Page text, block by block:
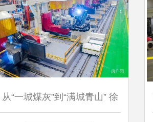
从“一城煤灰”到“满城青山” 徐